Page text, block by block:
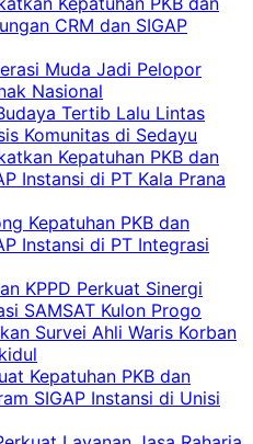
CRM dan SIGAP
Muda Jadi Pelopor
Nasional
Tertib Lalu Lintas
Komunitas di Sedayu
Kepatuhan PKB dan
Instansi di PT Kala Prana
Kepatuhan PKB dan
Instansi di PT Integrasi
KPPD Perkuat Sinergi
SAMSAT Kulon Progo
Survei Ahli Waris Korban
Kepatuhan PKB dan
SIGAP Instansi di Unisi